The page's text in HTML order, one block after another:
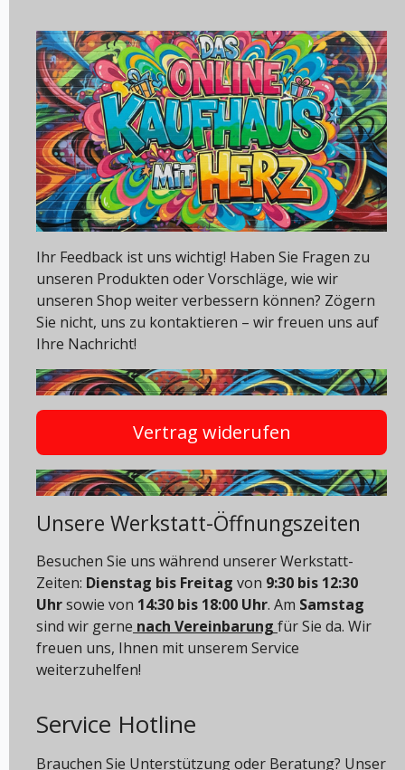
Ihr Feedback ist uns wichtig! Haben Sie Fragen zu
unseren Produkten oder Vorschläge, wie wir
unseren Shop weiter verbessern können? Zögern
Sie nicht, uns zu kontaktieren – wir freuen uns auf
Ihre Nachricht!
Vertrag widerufen
Unsere Werkstatt-Öffnungszeiten
Besuchen Sie uns während unserer Werkstatt-
Zeiten: Dienstag bis Freitag von 9:30 bis 12:30
Uhrsowie von 14:30 bis 18:00 Uhr. Am Samstag
sind wir gerne nach Vereinbarung für Sie da. Wir
freuen uns, Ihnen mit unserem Service
weiterzuhelfen!
Service Hotline
Brauchen Sie Unterstützung oder Beratung? Unser